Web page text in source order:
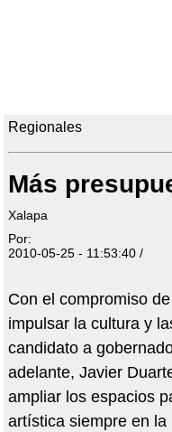
Regionales
Más
Xalapa
Por:
2010-05-25 - 11:53:40 /
Con el compromiso
impulsar la cultura y
candidato a
adelante, Javier
ampliar los espacios
artística siempre en